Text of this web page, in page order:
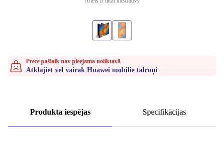
Prece pašlaik nav pieejama noliktavā
Atklājiet vēl vairāk Huawei mobilie tālruņi
Produkta iespējas Specifikācijas